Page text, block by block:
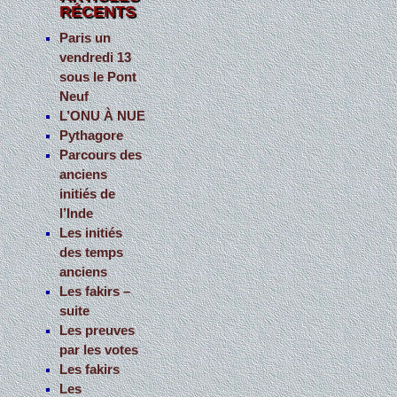
r
c
h
e
r
:
RÉCENTS
Paris un
vendredi 13
sous le Pont
Neuf
L’ONU À NUE
Pythagore
Parcours des
anciens
initiés de
l’Inde
Les initiés
des temps
anciens
Les fakirs –
suite
Les preuves
par les votes
Les fakirs
Les